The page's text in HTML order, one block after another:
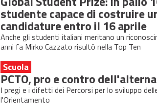
studente capace di costruire
candidature entro il 16 aprile
Anche gli studenti italiani meritano un
anni fa Mirko Cazzato risultò nella Top Ten
Scuola
PCTO, pro e contro
I pregi e i difetti dei Percorsi per lo sviluppo
l'Orientamento